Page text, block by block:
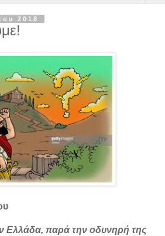
2018
Ελλάδα, παρά την οδυνηρή της